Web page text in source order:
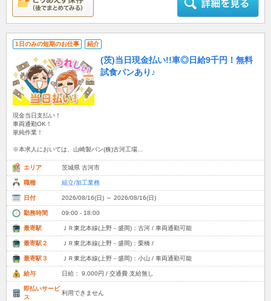
1日のみの短期のお仕事 紹介
(茨)当日現金払い!!車◎日給9千円！無料
試食パンあり♪
現金当日支払い！
車両通勤OK！
単純作業！
※本求人においては、山崎製パン(株)古河工場...
エリア 茨城県 古河市
職種 組立/加工業務
日付 2026/08/16(日) ～ 2026/08/16(日)
勤務時間 09:00 - 18:00
最寄駅 ＪＲ東北本線(上野－盛岡)：古河 / 車両通勤可能
最寄駅２ ＪＲ東北本線(上野－盛岡)：栗橋 /
最寄駅３ ＪＲ東北本線(上野－盛岡)：小山 / 車両通勤可能
給与 日給： 9,000円 / 交通費 支給無し
即払いサービ
ス
利用できません